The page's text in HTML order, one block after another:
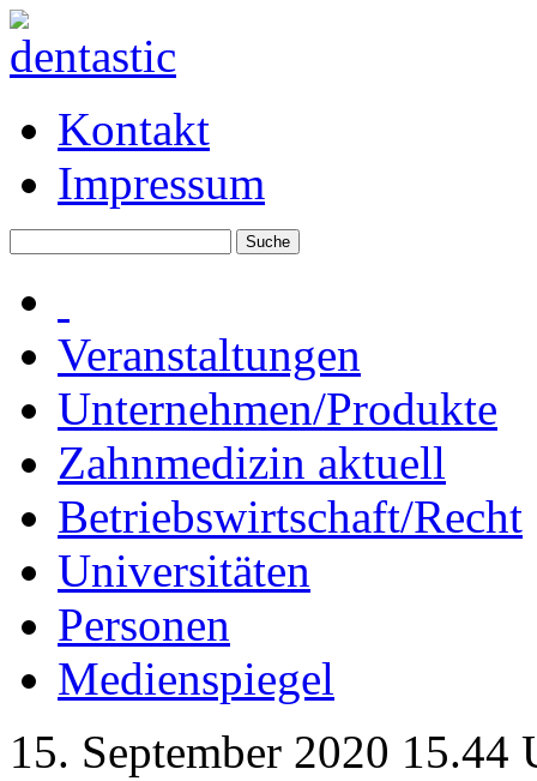
Kontakt
Impressum
Veranstaltungen
Unternehmen/Produkte
Zahnmedizin aktuell
Betriebswirtschaft/Recht
Universitäten
Personen
Medienspiegel
15. September 2020 15.44